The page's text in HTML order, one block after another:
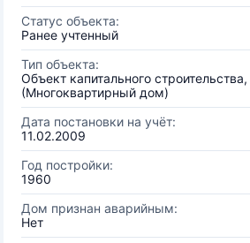
Статус объекта:
Ранее учтенный
Тип объекта:
Объект капитального
(Многоквартирный дом)
Дата постановки на учёт:
11.02.2009
Год постройки:
1960
Дом признан аварийным:
Нет